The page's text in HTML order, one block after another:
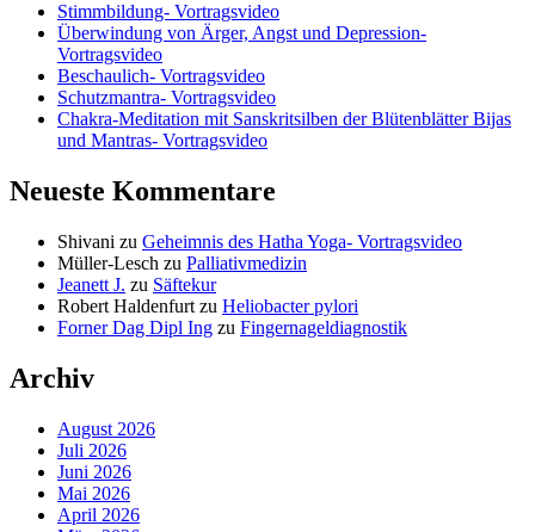
Stimmbildung- Vortragsvideo
Überwindung von Ärger, Angst und Depression-
Vortragsvideo
Beschaulich- Vortragsvideo
Schutzmantra- Vortragsvideo
Chakra-Meditation mit Sanskritsilben der Blütenblätter Bijas
und Mantras- Vortragsvideo
Neueste Kommentare
Shivani zu Geheimnis des Hatha Yoga- Vortragsvideo
Müller-Lesch zu Palliativmedizin
Jeanett J. zu Säftekur
Robert Haldenfurt zu Heliobacter pylori
Forner Dag Dipl Ing zu Fingernageldiagnostik
Archiv
August 2026
Juli 2026
Juni 2026
Mai 2026
April 2026